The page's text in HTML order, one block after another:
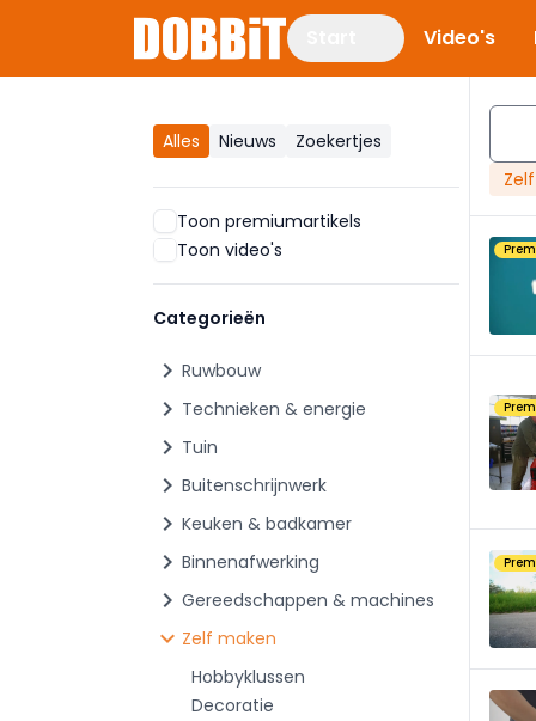
Video's
Alles Nieuws Zoekertjes
Toon premiumartikels
Toon video's
Categorieën
chevron_right Ruwbouw
chevron_right Technieken & energie
chevron_right Tuin
chevron_right Buitenschrijnwerk
chevron_right Keuken & badkamer
chevron_right Binnenafwerking
chevron_right Gereedschappen & machines
chevron_right Zelf maken
Hobbyklussen
Decoratie